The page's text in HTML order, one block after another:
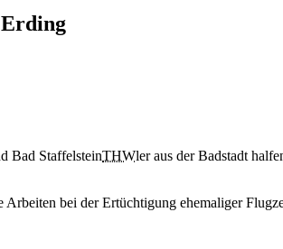
THWler aus der Badstadt
bei der Ertüchtigung ehemaliger